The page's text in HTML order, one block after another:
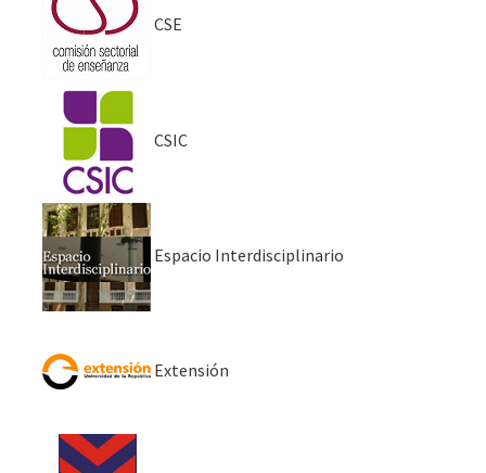
CSE
CSIC
Espacio Interdisciplinario
Extensión